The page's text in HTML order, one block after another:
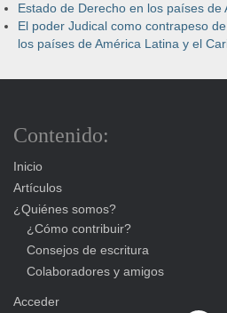
Estado de Derecho en los países de
El poder Judical como contrapeso
los países de América Latina y el
Contenido:
Inicio
Artículos
¿Quiénes somos?
¿Cómo contribuir?
Consejos de escritura
Colaboradores y amigos
Acceder